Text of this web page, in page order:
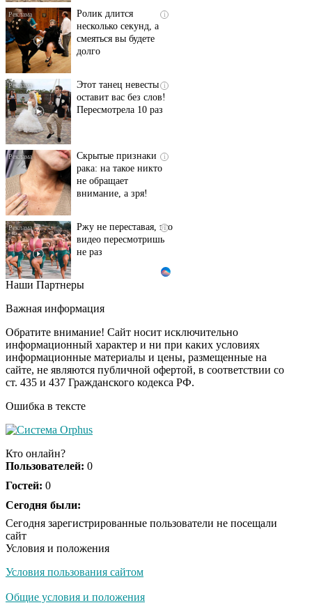
несколько секунд, а
смеяться вы будете
долго
оставит вас без слов!
Пересмотрела 10 раз
рака: на такое никто
не обращает
внимание, а зря!
видео пересмотришь
не раз
Ролик длится пару
шоке от увиденного
i
Ролик из Омска: вы
будете смеяться долго
Королева вагона
Наши Партнеры
Важная информация
Обратите внимание! Сайт носит исключительно
информационный характер и ни при каких условиях
информационные материалы и цены, размещенные на
сайте, не являются публичной офертой, в соответствии со
ст. 435 и 437 Гражданского кодекса РФ.
Ошибка в тексте
Кто онлайн?
Пользователей: 0
Гостей: 0
Сегодня были:
Сегодня зарегистрированные пользователи не посещали
сайт
Условия и положения
Условия пользования сайтом
Общие условия и положения